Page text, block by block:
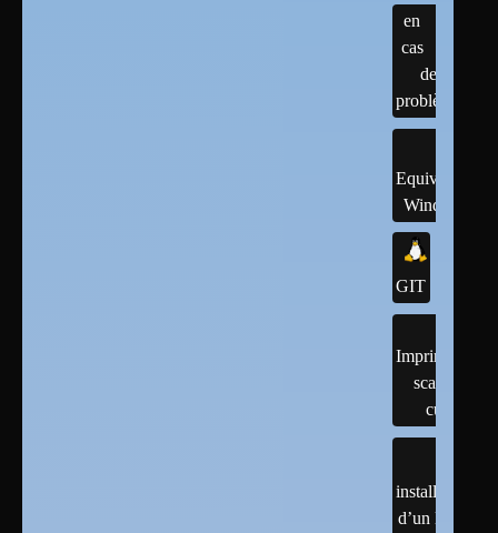
en
cas
de
problème
Equivalents
Windows
GIT
Imprimantes,
scanner,
cups
installation
d’un linux